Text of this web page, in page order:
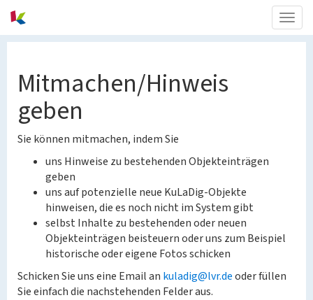
Mitmachen/Hinweis
geben
Sie können mitmachen, indem Sie
uns Hinweise zu bestehenden Objekteinträgen
geben
uns auf potenzielle neue KuLaDig-Objekte
hinweisen, die es noch nicht im System gibt
selbst Inhalte zu bestehenden oder neuen
Objekteinträgen beisteuern oder uns zum Beispiel
historische oder eigene Fotos schicken
Schicken Sie uns eine Email an kuladig@lvr.deoder füllen
Sie einfach die nachstehenden Felder aus.